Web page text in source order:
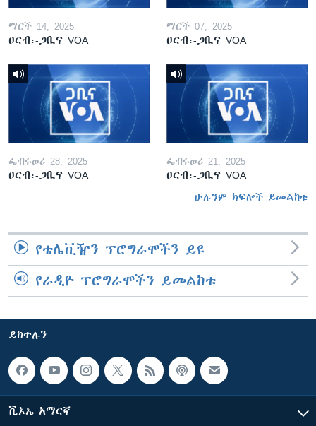
ማርች 14, 2025
ዐርብ፡-ጋቢና VOA
ማርች 07, 2025
ዐርብ፡-ጋቢና VOA
ፌብሩወሪ 28, 2025
ዐርብ፡-ጋቢና VOA
ፌብሩወሪ 21, 2025
ዐርብ፡-ጋቢና VOA
ሁሉንም ክፍሎች ይመልከቱ
የቴሌቪዥን ፕሮግራሞችን ይዩ
የራዲዮ ፕሮግራሞችን ይመልከቱ
ይከተሉን
ቪኦኤ አማርኛ